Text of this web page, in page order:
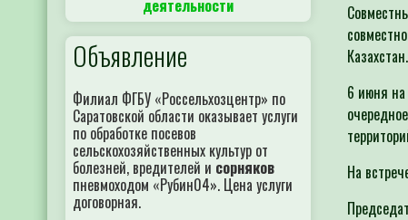
деятельности
Объявление
Филиал ФГБУ «Россельхозцентр» по
Саратовской области оказывает услуги
по обработке посевов
сельскохозяйственных культур от
болезней, вредителей и сорняков
пневмоходом «Рубин04». Цена услуги
договорная.
6 июня на
На